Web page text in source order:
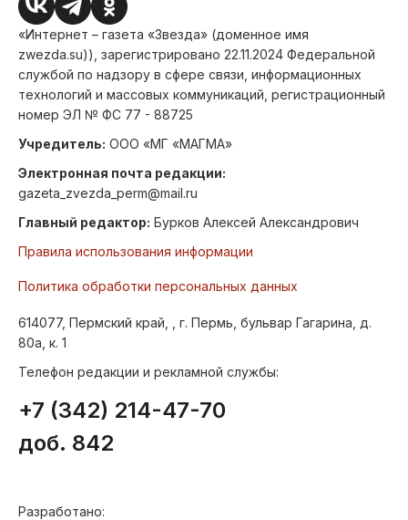
«Интернет – газета «Звезда» (доменное имя
zwezda.su)), зарегистрировано 22.11.2024 Федеральной
службой по надзору в сфере связи, информационных
технологий и массовых коммуникаций, регистрационный
номер ЭЛ № ФС 77 - 88725
Учредитель: ООО «МГ «МАГМА»
Электронная почта редакции:
gazeta_zvezda_perm@mail.ru
Главный редактор: Бурков Алексей Александрович
Правила использования информации
Политика обработки персональных данных
614077, Пермский край, , г. Пермь, бульвар Гагарина, д.
80а, к. 1
Телефон редакции и рекламной службы:
+7 (342) 214-47-70
доб. 842
Разработано: